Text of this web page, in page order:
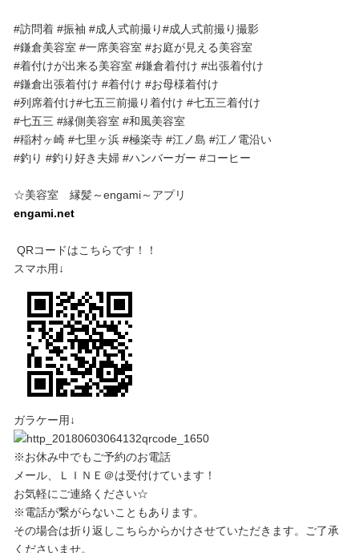
#訪問着 #振袖 #成人式前撮り#成人式前撮り撮影
#鎌倉美容室 #一席美容室 #お庭が見える美容室
#着付けが出来る美容室 #鎌倉着付け #出張着付け
#鎌倉出張着付け #着付け #お母様着付け
#列席着付け#七五三前撮り着付け #七五三着付け
#七五三 #縁側美容室 #和風美容室
#稲村ヶ崎 #七里ヶ浜 #極楽寺 #江ノ島 #江ノ電沿い
#釣り #釣り好き夫婦 #ハンバーガー #コーヒー
☆美容室 縁髪～engami～アプリ
engami.net
QRコードはこちらです！！
スマホ用↓
ガラケー用↓
※お休み中でもご予約のお電話
メール、ＬＩＮＥ＠は受付けています！
お気軽にご連絡ください☆
※電話が繋がらないこともあります。
その場合は折り返しこちらからかけさせていただきます。ご了承
くださいませ。